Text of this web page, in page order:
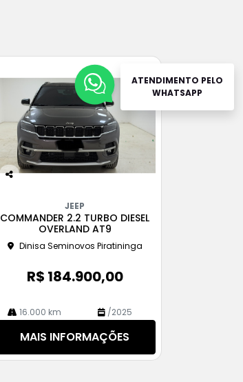
rtil
JEEP
COMMANDER 2.2 TURBO DIESEL
OVERLAND AT9
Dinisa Seminovos Piratininga
R$ 184.900,00
16.000 km /2025
MAIS INFORMAÇÕES
ATENDIMENTO PELO
WHATSAPP